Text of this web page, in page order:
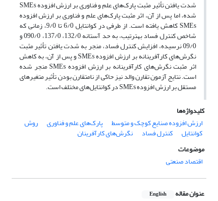
شدت یافتن تأثیر مثبت پارک‌های علم و فناوری بر ارزش افزودهSMEs
شده، اما پس از آن، اثر مثبت پارک‌های علم و فناوری بر ارزش افزوده
SMEs کاهش یافته ‌است. از طرفی در کوانتایل 6/0 تا 9/0، زمانی که
شاخص کنترل فساد به‎ترتیب، به حد آستانه 132/0، 137/0، 090/0 و
09/0 نرسیده، افزایش کنترل فساد، منجر به شدت یافتن تأثیر مثبت
نگرش‌های کارآفرینانه بر ارزش افزودهSMEsو پس از آن، به کاهش
اثر مثبت نگرش‌های کارآفرینانه بر ارزش افزودهSMEsمنجر شده
است. نتایج آزمون تقارن والد نیز حاکی از نامتقارن بودن تأثیر متغیرهای
مستقل بر ارزش افزودهSMEsدر کوانتایل‌های مختلف است.
کلیدواژه‌ها
ارزش افزوده صنایع کوچک و متوسط
پارک‌های علم و فناوری روش
کوانتایل کنترل فساد
نگرش‌های کارآفرینان
موضوعات
اقتصاد صنعتی
عنوان مقاله English